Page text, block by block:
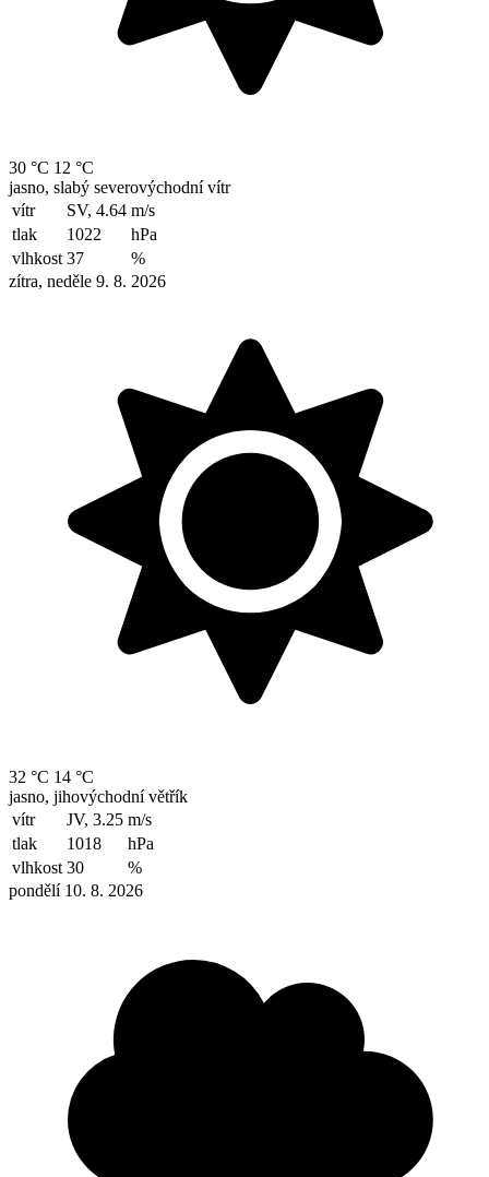
30 °C 12 °C
jasno, slabý severovýchodní vítr
vítr
SV, 4.64 m/s
tlak
1022
hPa
vlhkost 37
%
zítra, neděle 9. 8. 2026
32 °C 14 °C
jasno, jihovýchodní větřík
vítr
JV, 3.25 m/s
tlak
1018
hPa
vlhkost 30
%
pondělí 10. 8. 2026